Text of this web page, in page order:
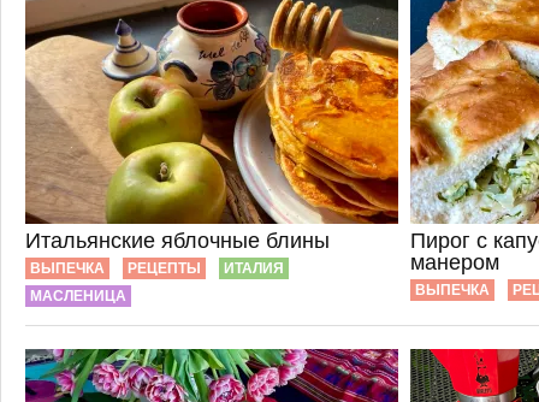
Итальянские яблочные блины
ВЫПЕЧКА РЕЦЕПТЫ
ИТАЛИЯ
МАСЛЕНИЦА
Пирог с
манером
ВЫПЕЧКА